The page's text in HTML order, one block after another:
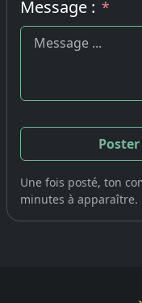
Message : *
Une fois posté, ton
minutes à apparaître.